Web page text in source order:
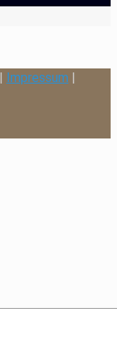
Impressum